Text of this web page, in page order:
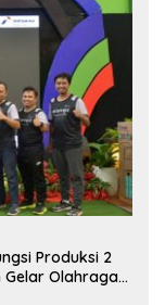
Produksi 2
Gelar Olahraga